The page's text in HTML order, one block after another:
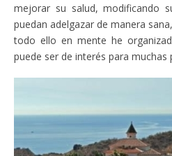
mejorar su salud, modificando
puedan adelgazar de manera
todo ello en mente he
puede ser de interés para muchas